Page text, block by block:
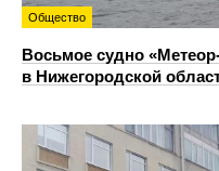
Общество
Восьмое судно
в Нижегородской